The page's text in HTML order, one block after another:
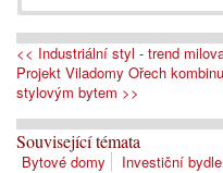
<< Industriální styl - trend
Projekt Viladomy Ořech
stylovým bytem >>
Související témata
Bytové domy Investiční